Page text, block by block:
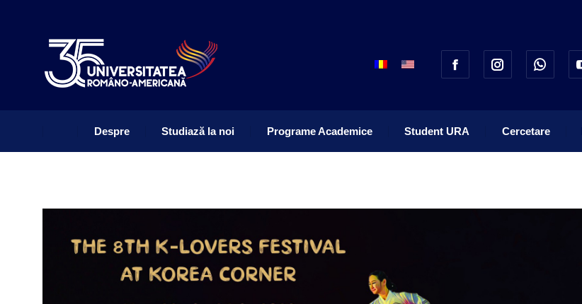
Despre Studiază la noi Programe Academice Student URA Cercetare